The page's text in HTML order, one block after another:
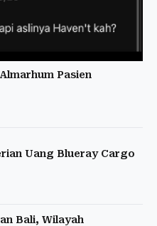
Pasien
Uang Blueray Cargo
Bali, Wilayah